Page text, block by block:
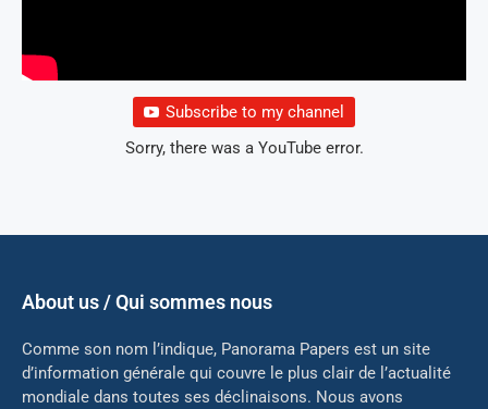
Subscribe to my channel
Sorry, there was a YouTube error.
About us / Qui sommes nous
Comme son nom l’indique, Panorama Papers est un site
d’information générale qui couvre le plus clair de l’actualité
mondiale dans toutes ses déclinaisons. Nous avons